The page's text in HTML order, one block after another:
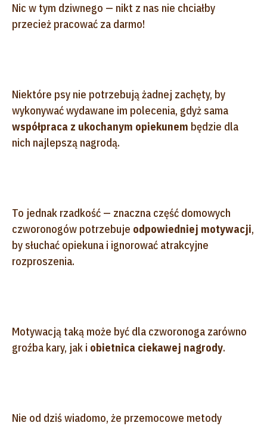
Nic w tym dziwnego — nikt z nas nie chciałby
przecież pracować za darmo!
Niektóre psy nie potrzebują żadnej zachęty, by
wykonywać wydawane im polecenia, gdyż sama
współpraca z ukochanym opiekunem będzie dla
nich najlepszą nagrodą.
To jednak rzadkość — znaczna część domowych
czworonogów potrzebuje odpowiedniej motywacji,
by słuchać opiekuna i ignorować atrakcyjne
rozproszenia.
Motywacją taką może być dla czworonoga zarówno
groźba kary, jak i obietnica ciekawej nagrody.
Nie od dziś wiadomo, że przemocowe metody